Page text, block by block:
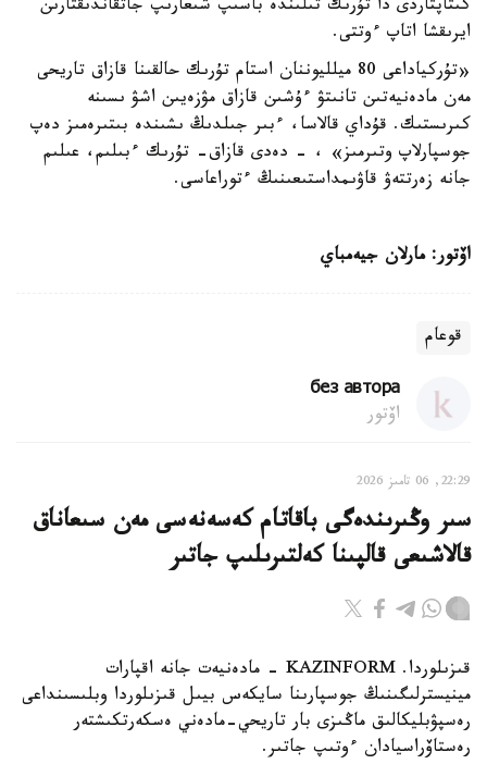
كىتاپتاردى دا تۇرىك تىلىندە باسىپ شىعارىپ جاتقاندىقتارىن
ايرىقشا اتاپ ءوتتى.
«تۇركياداعى 80 ميلليوننان استام تۇرىك حالقىنا قازاق تاريحى
مەن مادەنيەتىن تانىتۋ ءۇشىن قازاق مۋزەيىن اشۋ ىسىنە
كىرىستىك. قۇداي قالاسا، ءبىر جىلدىڭ ىشىندە بىتىرەمىز دەپ
جوسپارلاپ وتىرمىز» ، - دەدى قازاق- تۇرىك ءبىلىم، عىلىم
جانە زەرتتەۋ قاۋىمداستىعىنىڭ ءتوراعاسى.
اۆتور: مارلان جيەمباي
قوعام
без автора
اۆتور
22:29, 06 تامىز 2026
سىر وڭىرىندەگى باقاتام كەسەنەسى مەن سىعاناق
قالاشىعى قالپىنا كەلتىرىلىپ جاتىر
قىزىلوردا. KAZINFORM - مادەنيەت جانە اقپارات
مينيسترلىگىنىڭ جوسپارىنا سايكەس بيىل قىزىلوردا وبلىسىنداعى
رەسپۋبليكالىق ماڭىزى بار تاريحي-مادەني ەسكەرتكىشتەر
رەستاۆراسيادان ءوتىپ جاتىر.